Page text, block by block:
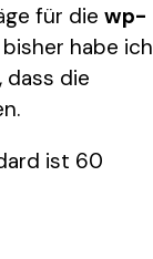
für die wp-
habe ich
dass die
ist 60